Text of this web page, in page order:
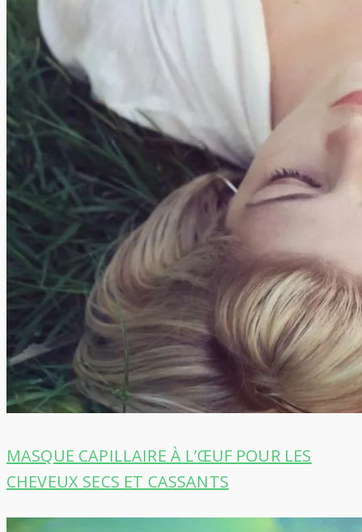
MASQUE CAPILLAIRE À L’ŒUF POUR LES
CHEVEUX SECS ET CASSANTS